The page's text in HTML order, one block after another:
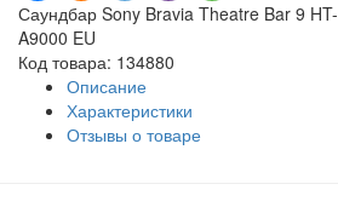
Саундбар Sony Bravia Theatre Bar 9 HT-
A9000 EU
Код товара: 134880
Описание
Характеристики
Отзывы о товаре